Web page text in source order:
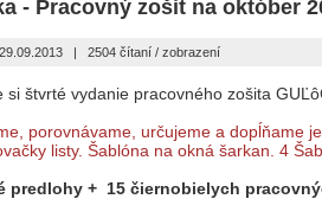
- Pracovný zošit na október
|2504 čítaní / zobrazení
si štvrté vydanie pracovného zošita
porovnávame, určujeme a dopĺňame
listy. Šablóna na okná šarkan. 4
predlohy + 15 čiernobielych